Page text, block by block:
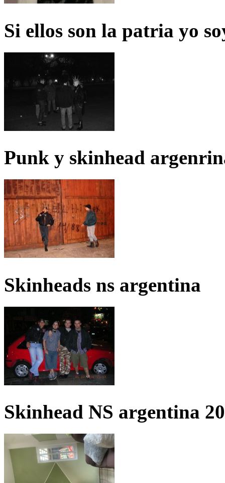
Si ellos son la patria yo
Punk y skinhead
Skinheads ns argentina
Skinhead NS argentina